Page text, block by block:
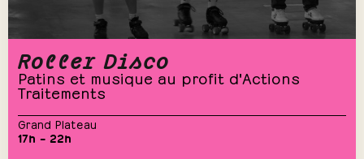
Roller Disco
Patins et musique au profit d'Actions
Traitements
Grand Plateau
17h – 22h